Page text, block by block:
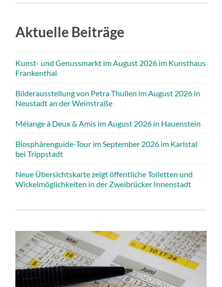
Aktuelle Beiträge
Kunst- und Genussmarkt im August 2026 im Kunsthaus
Frankenthal
Bilderausstellung von Petra Thullen im August 2026 in
Neustadt an der Weinstraße
Mélange à Deux & Amis im August 2026 in Hauenstein
Biosphärenguide-Tour im September 2026 im Karlstal
bei Trippstadt
Neue Übersichtskarte zeigt öffentliche Toiletten und
Wickelmöglichkeiten in der Zweibrücker Innenstadt